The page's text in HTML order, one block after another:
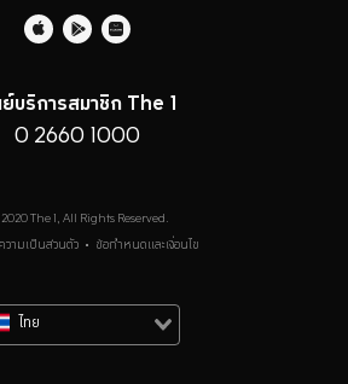
บริการสมาชิก The 1
0 2660 1000
The 1, All Rights Reserved.
วามเป็นส่วนตัว• ข้อกำหนดและเงื่อนไข
ไทย